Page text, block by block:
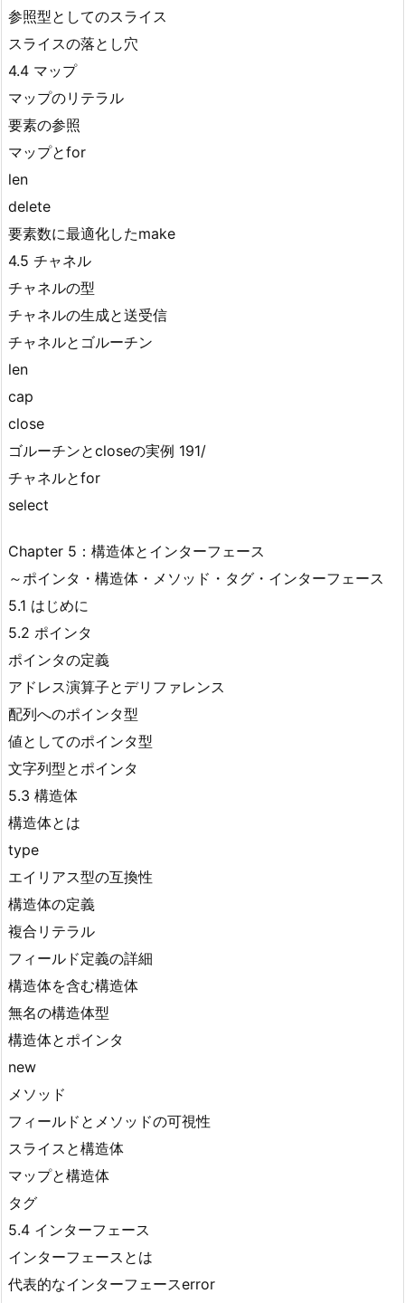
参照型としてのスライス
スライスの落とし穴
4.4 マップ
マップのリテラル
要素の参照
マップとfor
len
delete
要素数に最適化したmake
4.5 チャネル
チャネルの型
チャネルの生成と送受信
チャネルとゴルーチン
len
cap
close
ゴルーチンとcloseの実例 191/
チャネルとfor
select
Chapter 5：構造体とインターフェース
～ポインタ・構造体・メソッド・タグ・インターフェース
5.1 はじめに
5.2 ポインタ
ポインタの定義
アドレス演算子とデリファレンス
配列へのポインタ型
値としてのポインタ型
文字列型とポインタ
5.3 構造体
構造体とは
type
エイリアス型の互換性
構造体の定義
複合リテラル
フィールド定義の詳細
構造体を含む構造体
無名の構造体型
構造体とポインタ
new
メソッド
フィールドとメソッドの可視性
スライスと構造体
マップと構造体
タグ
5.4 インターフェース
インターフェースとは
代表的なインターフェースerror